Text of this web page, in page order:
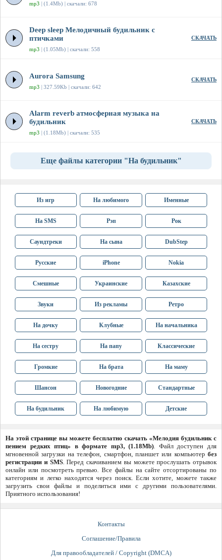
mp3 | (1.4Mb) | скачали: 678
Deep sleep Мелодичный будильник с
птичками
mp3 | (1.05Mb) | скачали: 558
СКАЧАТЬ
Aurora Samsung
mp3 | 327.59Kb | скачали: 642
СКАЧАТЬ
Alarm reverb атмосферная музыка на
будильник
mp3 | (1.18Mb) | скачали: 535
СКАЧАТЬ
Еще файлы категории "На будильник"
Из игр На любимого Именные
На SMS Рэп Рок
Саундтреки На сына DubStep
Русские iPhone Nokia
Смешные Украинские Казахские
Звуки Из рекламы Ретро
На дочку Клубные На начальника
На сестру На папу Классические
Громкие На брата На маму
Шансон Новогодние Стандартные
На будильник На любимую Детские
На этой странице вы можете бесплатно скачать «Мелодия будильник с
пением редких птиц» в формате mp3, (1.18Mb). Файл доступен для
мгновенной загрузки на телефон, смартфон, планшет или компьютер без
регистрации и SMS. Перед скачиванием вы можете прослушать отрывок
онлайн или посмотреть превью. Все файлы на сайте отсортированы по
категориям и легко находятся через поиск. Если хотите, можете также
загрузить свои файлы и поделиться ими с другими пользователями.
Приятного использования!
Контакты
Соглашение/Правила
Для правообладателей / Copyright (DMCA)